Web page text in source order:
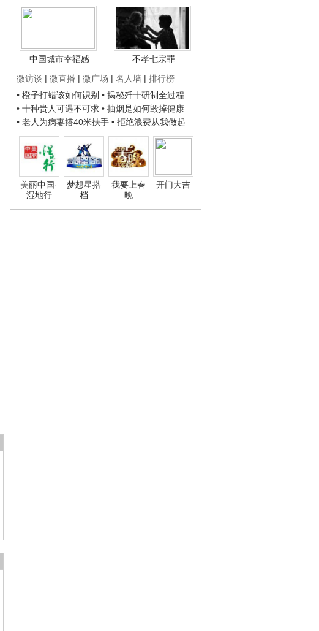
中国城市幸福感
不孝七宗罪
微访谈 | 微直播 | 微广场 | 名人墙 | 排行榜
• 橙子打蜡该如何识别 • 揭秘歼十研制全过程
• 十种贵人可遇不可求 • 抽烟是如何毁掉健康
• 老人为病妻搭40米扶手 • 拒绝浪费从我做起
美丽中国·
湿地行
梦想星搭
档
我要上春
晚
开门大吉